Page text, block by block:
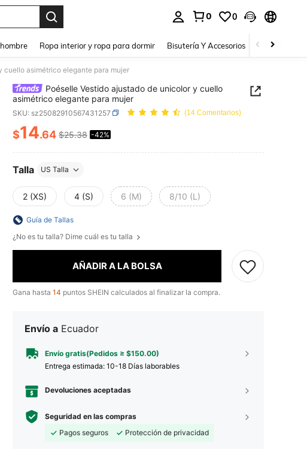
0 0
Ropa interior y ropa para dormir Bisutería Y Accesorios Zapatos
cuello asimétrico elegante para mujer
Poéselle Vestido ajustado de unicolor y cuello
asimétrico elegante para mujer
SKU: sz25082910567431257 (14 Comentarios)
PRICE AND AVAILABILITY
$14.64 $25.38 -42%
Talla US Talla
2 (XS) 4 (S) 6 (M) 8/10 (L)
Guía de Tallas
¿No es tu talla? Dime cuál es tu talla
AÑADIR A LA BOLSA
Gana hasta 14 puntos SHEIN calculados al finalizar la compra.
Envío a Ecuador
Envío gratis(Pedidos ≥ $150.00)
Entrega estimada: 10-18 Días laborables
Devoluciones aceptadas
Seguridad en las compras
Pagos seguros
Protección de privacidad